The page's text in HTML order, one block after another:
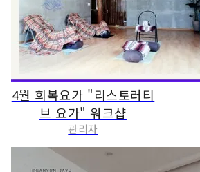
4월 회복요가 "리스토러티
브 요가" 워크샵
관리자